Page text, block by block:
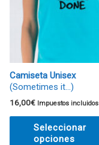
Camiseta Unisex
(Sometimes it…)
16,00€ Impuestos incluidos
Seleccionar
opciones